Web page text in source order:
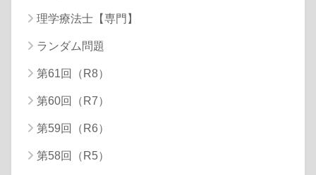
理学療法士【専門】
ランダム問題
第61回（R8）
第60回（R7）
第59回（R6）
第58回（R5）